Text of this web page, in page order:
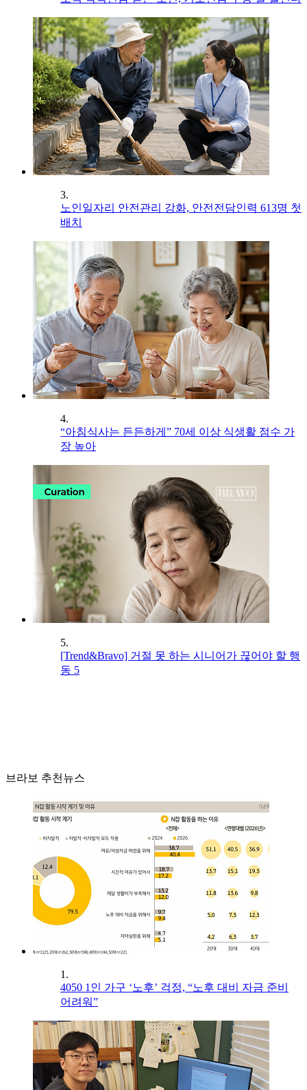
3.
노인일자리 안전관리 강화, 안전전담인력 613명 첫
배치
4.
“아침식사는 든든하게” 70세 이상 식생활 점수 가
장 높아
5.
[Trend&Bravo] 거절 못 하는 시니어가 끊어야 할 행
동 5
브라보 추천뉴스
1.
4050 1인 가구 ‘노후’ 걱정, “노후 대비 자금 준비
어려워”